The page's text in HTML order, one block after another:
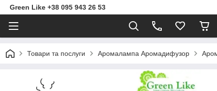
Green Like +38 095 943 26 53
Товари та послуги Аромалампа Аромадифузор